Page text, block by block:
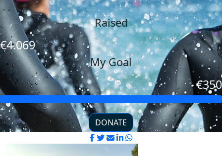
Raised
€4.069
My Goal
€350
DONATE